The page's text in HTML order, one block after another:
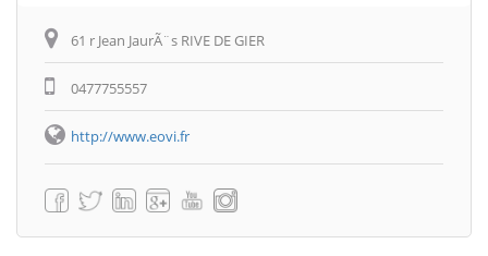
61 r Jean JaurÃ¨s RIVE DE GIER
0477755557
http://www.eovi.fr